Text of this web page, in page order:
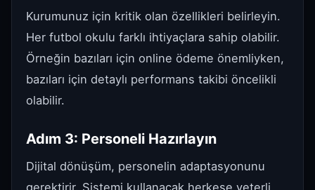
Kurumunuz için kritik olan özellikleri belirleyin.
Her futbol okulu farklı ihtiyaçlara sahip olabilir.
Örneğin bazıları için online ödeme önemliyken,
bazıları için detaylı performans takibi öncelikli
olabilir.
Adım 3: Personeli Hazırlayın
Dijital dönüşüm, personelin adaptasyonunu
gerektirir. Sistemi kullanacak herkese yeterli